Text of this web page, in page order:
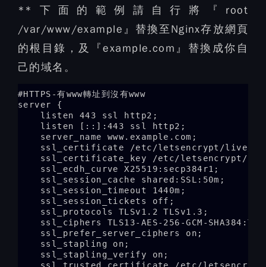
**下面的範例請自行將『root
/var/www/example』替換至Nginx存放網頁
的根目錄，及『example.com』替換成你自
己的域名。
#HTTPS-有www轉址到沒有www
server {
    listen 443 ssl http2;
    listen [::]:443 ssl http2;
    server_name www.example.com;
ssl_certificate /etc/letsencrypt/live/
ssl_certificate_key /etc/letsencrypt/
    ssl_ecdh_curve X25519:secp384r1;
    ssl_session_cache shared:SSL:50m;
    ssl_session_timeout 1440m;
    ssl_session_tickets off;
    ssl_protocols TLSv1.2 TLSv1.3;
ssl_ciphers TLS13-AES-256-GCM-
    ssl_prefer_server_ciphers on;
    ssl_stapling on;
    ssl_stapling_verify on;
ssl_trusted_certificate /etc/